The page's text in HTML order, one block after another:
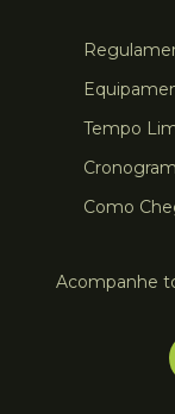
Tempo
Como
Acompanhe